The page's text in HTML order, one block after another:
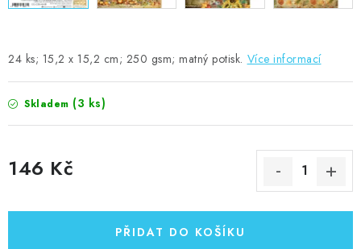
24 ks; 15,2 x 15,2 cm; 250 gsm; matný potisk. Více informací
Skladem (3 ks)
146 Kč
PŘIDAT DO KOŠÍKU